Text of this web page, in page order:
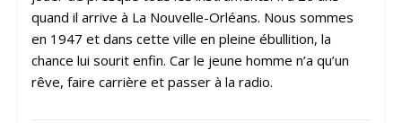
quand il arrive à La Nouvelle-Orléans. Nous sommes
en 1947 et dans cette ville en pleine ébullition, la
chance lui sourit enfin. Car le jeune homme n’a qu’un
rêve, faire carrière et passer à la radio.